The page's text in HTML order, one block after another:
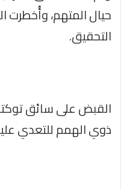
حيال المتهم، وأُخطرت
التحقيق.
القبض على سائق
ذوي الهمم للتعدي